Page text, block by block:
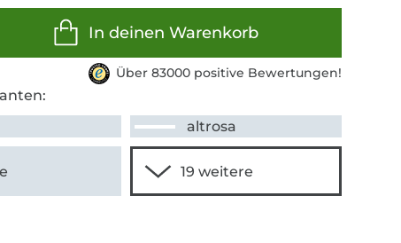
In deinen Warenkorb
Über 83000 positive Bewertungen!
altrosa